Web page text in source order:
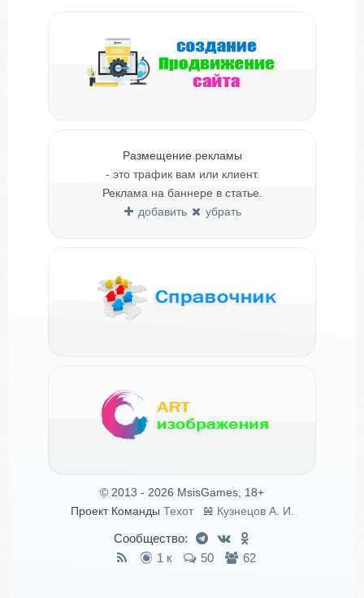
Размещение рекламы
- это трафик вам или клиент.
Реклама на баннере в статье.
добавить
убрать
© 2013 - 2026 MsisGames, 18+
Проект Команды Техот 𝌴 Кузнецов А. И.
Сообщество:
1 к
50 62